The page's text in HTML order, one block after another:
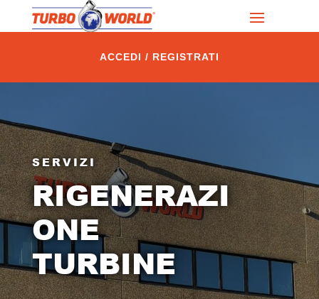
ACCEDI / REGISTRATI
SERVIZI
RIGENERAZI
ONE
TURBINE